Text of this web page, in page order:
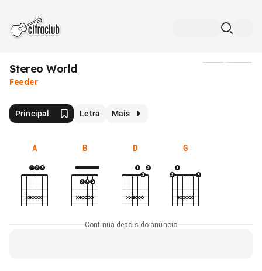
Stereo World
Feeder
Principal Letra Mais
A B D G
Continua depois do anúncio